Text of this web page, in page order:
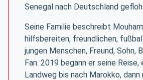
Senegal nach Deutschland
Seine Familie beschreibt
hilfsbereiten, freundlichen,
jungen Menschen, Freund, Sohn,
Fan. 2019 begann er seine
Landweg bis nach Marokko,